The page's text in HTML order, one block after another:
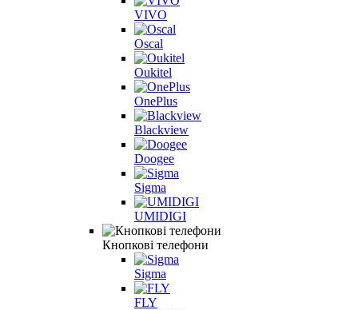
VIVO
Oscal
Oukitel
OnePlus
Blackview
Doogee
Sigma
UMIDIGI
Кнопкові телефони
Sigma
FLY